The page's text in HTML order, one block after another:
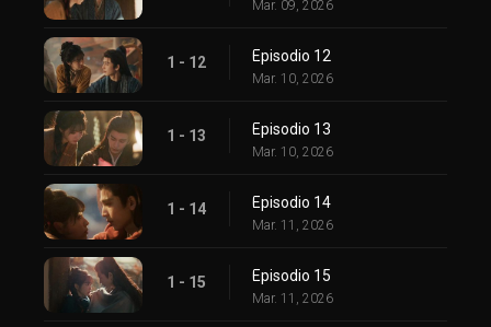
Mar. 09, 2026
1 - 12 Episodio 12
Mar. 10, 2026
1 - 13 Episodio 13
Mar. 10, 2026
1 - 14 Episodio 14
Mar. 11, 2026
1 - 15 Episodio 15
Mar. 11, 2026